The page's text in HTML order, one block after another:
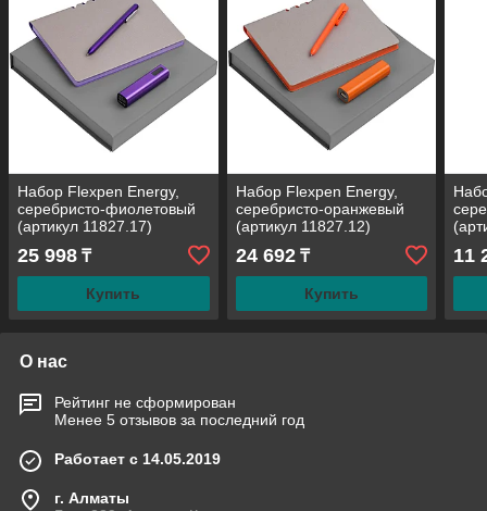
Набор Flexpen Energy,
серебристо-фиолетовый
(артикул 11827.17)
25 998 ₸
Купить
Набор Flexpen Energy,
серебристо-оранжевый
(артикул 11827.12)
24 692₸
Купить
11
О нас
Рейтинг не сформирован
Менее 5 отзывов за последний год
Работает с 14.05.2019
г. Алматы